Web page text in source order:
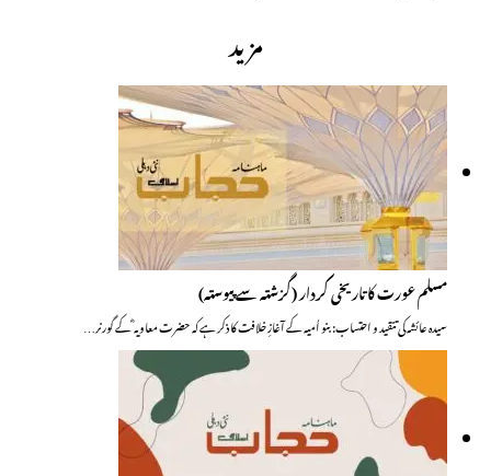
مزید
مسلم عورت کا تاریخی کردار (گزشتہ سے پیوستہ)
سیدہ عائشہ کی تنقید و احتساب: بنو اُمیہ کے آغازِ خلافت کا ذکر ہے کہ حضرت معاویہ ؓ کے گورنر…